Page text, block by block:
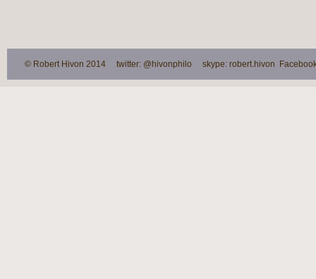
© Robert Hivon 2014 twitter: @hivonphilo skype: robert.hivon